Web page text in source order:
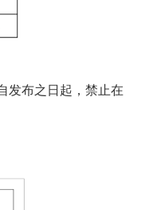
发布之日起，禁止在